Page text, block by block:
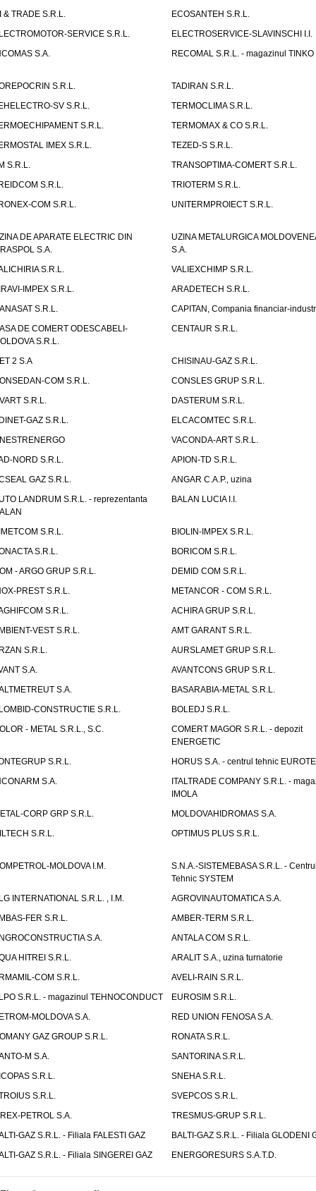
& TRADE S.R.L.
ECOSANTEH S.R.L.
SERVICE S.R.L.
ELECTROSERVICE-SLAVINSCHI I.I.
S.A.
RECOMAL S.R.L. - magazinul TINKO
S.R.L.
TADIRAN S.R.L.
SV S.R.L.
TERMOCLIMA S.R.L.
S.R.L.
TERMOMAX & CO S.R.L.
IMEX S.R.L.
TEZED-S S.R.L.
S.R.L.
TRANSOPTIMA-COMERT S.R.L.
S.R.L.
TRIOTERM S.R.L.
COM S.R.L.
UNITERMPROIECT S.R.L.
DE APARATE ELECTRIC DIN
S.A.
UZINA METALURGICA
S.A.
S.R.L.
VALIEXCHIMP S.R.L.
IMPEX S.R.L.
ARADETECH S.R.L.
S.R.L.
CAPITAN, Compania financiar-
DE COMERT ODESCABELI-
S.R.L.
CENTAUR S.R.L.
2 S.A
CHISINAU-GAZ S.R.L.
COM S.R.L.
CONSLES GRUP S.R.L.
S.R.L.
DASTERUM S.R.L.
GAZ S.R.L.
ELCACOMTEC S.R.L.
VACONDA-ART S.R.L.
NORD S.R.L.
APION-TD S.R.L.
GAZ S.R.L.
ANGAR C.A.P., uzina
LANDRUM S.R.L. - reprezentanta
BALAN LUCIA I.I.
S.R.L.
BIOLIN-IMPEX S.R.L.
S.R.L.
BORICOM S.R.L.
- ARGO GRUP S.R.L.
DEMID COM S.R.L.
PREST S.R.L.
METANCOR - COM S.R.L.
S.R.L.
ACHIRA GRUP S.R.L.
VEST S.R.L.
AMT GARANT S.R.L.
S.R.L.
AURSLAMET GRUP S.R.L.
S.A.
AVANTCONS GRUP S.R.L.
S.A.
BASARABIA-METAL S.R.L.
CONSTRUCTIE S.R.L.
BOLEDJ S.R.L.
- METAL S.R.L., S.C.
COMERT MAGOR S.R.L. - depozit
ENERGETIC
S.R.L.
HORUS S.A. - centrul tehnic
S.A.
ITALTRADE COMPANY S.R.L. -
IMOLA
CORP GRP S.R.L.
MOLDOVAHIDROMAS S.A.
S.R.L.
OPTIMUS PLUS S.R.L.
MOLDOVA I.M.
S.N.A.-SISTEMEBASA S.R.L. -
Tehnic SYSTEM
INTERNATIONAL S.R.L. , I.M.
AGROVINAUTOMATICA S.A.
FER S.R.L.
AMBER-TERM S.R.L.
S.A.
ANTALA COM S.R.L.
HITREI S.R.L.
ARALIT S.A., uzina turnatorie
COM S.R.L.
AVELI-RAIN S.R.L.
S.R.L. - magazinul TEHNOCONDUCT
EUROSIM S.R.L.
MOLDOVA S.A.
RED UNION FENOSA S.A.
GAZ GROUP S.R.L.
RONATA S.R.L.
M S.A.
SANTORINA S.R.L.
S.R.L.
SNEHA S.R.L.
S.R.L.
SVEPCOS S.R.L.
PETROL S.A.
TRESMUS-GRUP S.R.L.
GAZ S.R.L. - Filiala FALESTI GAZ
BALTI-GAZ S.R.L. - Filiala GLODENI
GAZ S.R.L. - Filiala SINGEREI GAZ
ENERGORESURS S.A.T.D.